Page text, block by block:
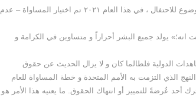
و في كل عام جرت العادة أن يتم اختيار عنوان أو موضوع للاحتفال ، في هذا العام ٢٠٢١ تم اختيار المساواة – عدم
انه؛» يولد جميع البشر أحراراً و متساوين في الكرامة و
الدولية فلطالما كان و لا يزال الحديث عن حقوق
الذي التزمت به الأمم المتحدة و خطة المساواة للعام
أحد عُرضةً للتمييز أو انتهاك الحقوق. ما يعنيه هذا الأمر هو